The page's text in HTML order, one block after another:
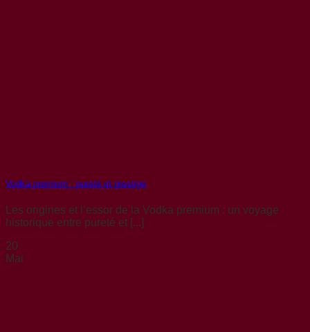
Vodka premium : pureté et prestige
Les origines et l’essor de la Vodka premium : un voyage
historique entre pureté et [...]
20
Mai